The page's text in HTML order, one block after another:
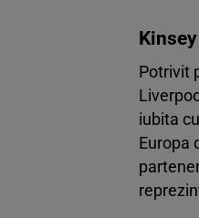
Potrivit
iubita
Europa